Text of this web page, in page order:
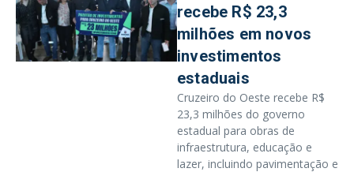
recebe R$ 23,3
milhões em novos
investimentos
estaduais
Cruzeiro do Oeste recebe R$
23,3 milhões do governo
estadual para obras de
infraestrutura, educação e
lazer, incluindo pavimentação e